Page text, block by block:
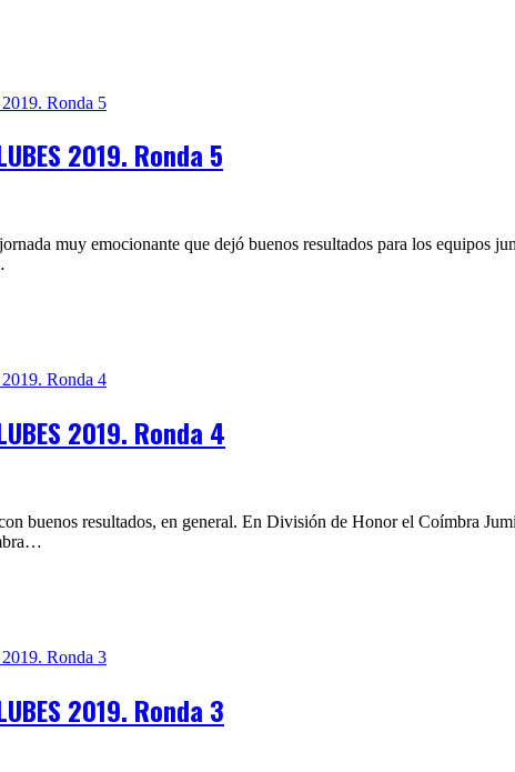
2019. Ronda 5
muy emocionante que dejó buenos resultados para los equipos
2019. Ronda 4
buenos resultados, en general. En División de Honor el Coímbra
2019. Ronda 3